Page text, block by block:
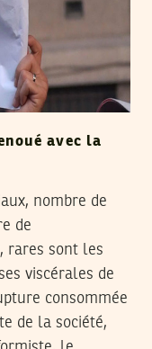
avec la
nombre de
de
rares sont les
viscérales de
consommée
de la société,